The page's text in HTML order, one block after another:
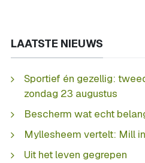
LAATSTE NIEUWS
Sportief én gezellig:
zondag 23 augustus
Bescherm wat echt
Myllesheem vertelt: Mill
Uit het leven gegrepen